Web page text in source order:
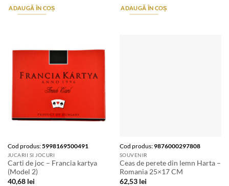
ADAUGĂ ÎN COȘ ADAUGĂ ÎN COȘ
Cod produs:5998169500491
JUCARII SI JOCURI
Carti de joc – Francia kartya
(Model 2)
40,68 lei
Cod produs:9876000297808
SOUVENIR
Ceas de perete din lemn Harta –
Romania 25×17 CM
62,53 lei